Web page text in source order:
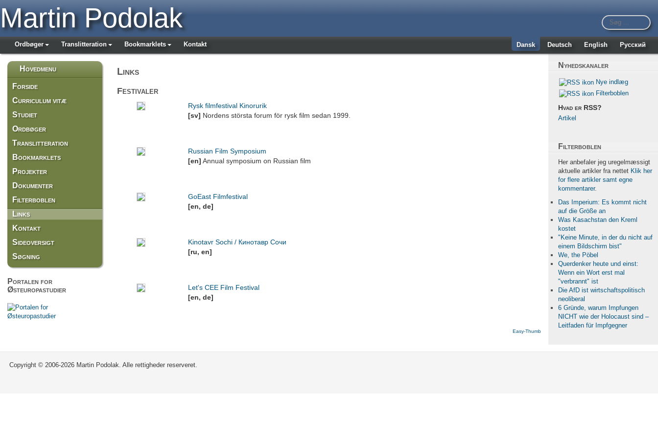
Martin Podolak
Dansk Deutsch English Русский
Ordbøger Translitteration Bookmarklets Kontakt
Hovedmenu
Forside
Curriculum vitæ
Studiet
Ordbøger
Translitteration
Bookmarklets
Projekter
Dokumenter
Filterboblen
Links
Kontakt
Sideoversigt
Søgning
Portalen for
Østeuropastudier
Links
Festivaler
Rysk filmfestival Kinorurik
[sv] Nordens största forum för rysk film sedan 1999.
Russian Film Symposium
[en] Annual symposium on Russian film
GoEast Filmfestival
[en, de]
Kinotavr Sochi / Кинотавр Сочи
[ru, en]
Let's CEE Film Festival
[en, de]
Easy-Thumb
Nyhedskanaler
Nye indlæg
Filterboblen
Hvad er RSS?
Artikel
Filterboblen
Her anbefaler jeg uregelmæssigt
aktuelle artikler fra nettet Klik her
for flere artikler samt egne
kommentarer.
Das Imperium: Es kommt nicht
auf die Größe an
Was Kasachstan den Kreml
kostet
"Keine Minute, in der du nicht auf
einem Bildschirm bist"
We, the Pöbel
Querdenker heute und einst:
Wenn ein Wort erst mal
"verbrannt" ist
Die AfD ist wirtschaftspolitisch
neoliberal
6 Gründe, warum Impfungen
NICHT wie der Holocaust sind –
Leitfaden für Impfgegner
Copyright © 2006-2026 Martin Podolak. Alle rettigheder reserveret.